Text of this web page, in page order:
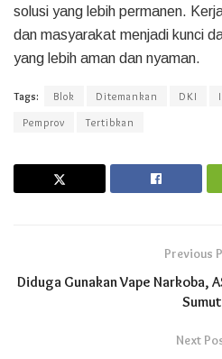
solusi yang lebih permanen.
dan masyarakat menjadi kunci
yang lebih aman dan nyaman.
Tags: Blok Ditemankan DKI
Pemprov
Tertibkan
Previous
Diduga Gunakan Vape Narkoba,
Sumut
Next